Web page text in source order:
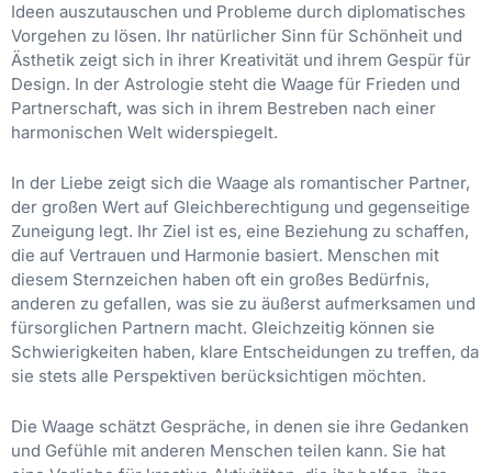
Ideen auszutauschen und Probleme durch diplomatisches
Vorgehen zu lösen. Ihr natürlicher Sinn für Schönheit und
Ästhetik zeigt sich in ihrer Kreativität und ihrem Gespür für
Design. In der Astrologie steht die Waage für Frieden und
Partnerschaft, was sich in ihrem Bestreben nach einer
harmonischen Welt widerspiegelt.
In der Liebe zeigt sich die Waage als romantischer Partner,
der großen Wert auf Gleichberechtigung und gegenseitige
Zuneigung legt. Ihr Ziel ist es, eine Beziehung zu schaffen,
die auf Vertrauen und Harmonie basiert. Menschen mit
diesem Sternzeichen haben oft ein großes Bedürfnis,
anderen zu gefallen, was sie zu äußerst aufmerksamen und
fürsorglichen Partnern macht. Gleichzeitig können sie
Schwierigkeiten haben, klare Entscheidungen zu treffen, da
sie stets alle Perspektiven berücksichtigen möchten.
Die Waage schätzt Gespräche, in denen sie ihre Gedanken
und Gefühle mit anderen Menschen teilen kann. Sie hat